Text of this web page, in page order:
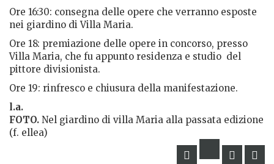
Ore 16:30: consegna delle opere che verranno esposte
nei giardino di Villa Maria.
Ore 18: premiazione delle opere in concorso, presso
Villa Maria, che fu appunto residenza e studio del
pittore divisionista.
Ore 19: rinfresco e chiusura della manifestazione.
l.a.
FOTO. Nel giardino di villa Maria alla passata edizione
(f. ellea)